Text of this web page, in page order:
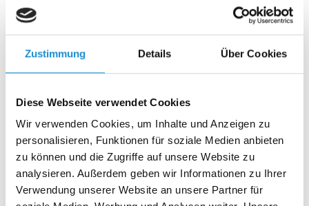
Zustimmung Details Über Cookies
Diese Webseite verwendet Cookies
Wir verwenden Cookies, um Inhalte und Anzeigen zu
personalisieren, Funktionen für soziale Medien anbieten
zu können und die Zugriffe auf unsere Website zu
analysieren. Außerdem geben wir Informationen zu Ihrer
Verwendung unserer Website an unsere Partner für
April 2023(2 Einträge)
März 2023
(2 Einträge)
2022
November 2022
(3 Einträge)
September 2022
(2 Einträge)
August 2022
(2 Einträge)
Juli 2022
(2 Einträge)
Juni 2022
(2 Einträge)
Mai 2022 (2 Einträge)